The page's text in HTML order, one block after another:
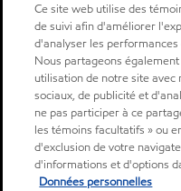
Ce site web utilise des
de suivi afin d'améliorer
d'analyser les
Nous partageons
utilisation de notre site
sociaux, de publicité et
ne pas participer à ce
les témoins facultatifs » ou
d'exclusion de votre
d'informations et d'options
Données personnelles